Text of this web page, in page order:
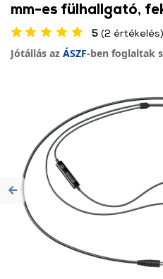
mm-es fülhallgató,
5 (2 értékelés)
Jótállás az ÁSZF-ben foglaltak
Previous